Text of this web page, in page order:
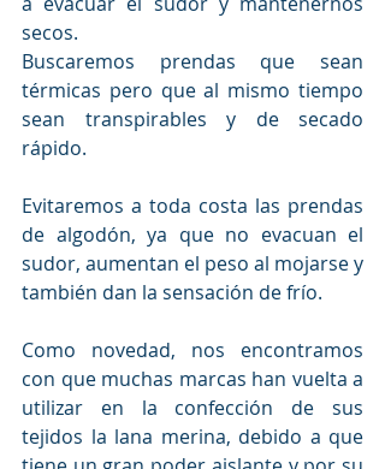
secos.
Buscaremos prendas que sean
térmicas pero que al mismo tiempo
sean transpirables y de secado
rápido.
Evitaremos a toda costa las prendas
de algodón, ya que no evacuan el
sudor, aumentan el peso al mojarse y
también dan la sensación de frío.
Como novedad, nos encontramos
con que muchas marcas han vuelta a
utilizar en la confección de sus
tejidos la lana merina, debido a que